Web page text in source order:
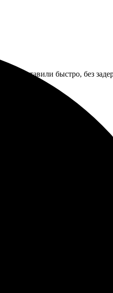
Доставили быстро, без
на высоте, цвета яркие и
акциями. Теперь